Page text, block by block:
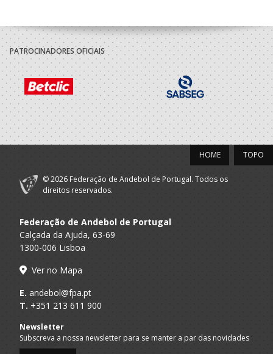
A.A. Porto
Clube Andebol
Leça
SUB-18 F / Seniores F
2020/21
Porto A
Praia
CAB CRD SUB 14 F - And Praia
A.A. Porto
CAB CRD - Clube
Andebol Baltar -
Clube Recreativo
SUB-14 F / SUB-16 F
2019/20
A.A. Porto
CAB CRD - Clube
Andebol Baltar -
Clube Recreativo
Desportivo e
A.A. Porto
Clube
2018/19
Maiastars-Clube
PATROCINADORES OFICIAIS
TOPO
HOME
© 2026 Federação de Andebol de Portugal. Todos os
direitos reservados.
Federação de Andebol de Portugal
Calçada da Ajuda, 63-69
1300-006 Lisboa
Ver no Mapa
E. andebol@fpa.pt
T. +351 213 611 900
Newsletter
Subscreva a nossa newsletter para se manter a par das novidades